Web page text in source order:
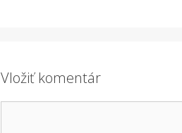
Vložiť komentár